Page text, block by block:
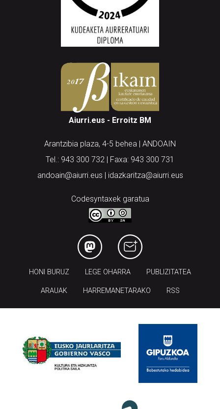
Aiurri.eus - Erroitz BM
Arantzibia plaza, 4-5 behea | ANDOAIN
Tel.: 943 300 732 | Faxa: 943 300 731
andoain@aiurri.eus | idazkaritza@aiurri.eus
Codesyntaxek garatua
HONI BURUZ LEGE OHARRA PUBLIZITATEA
ARAUAK HARREMANETARAKO RSS